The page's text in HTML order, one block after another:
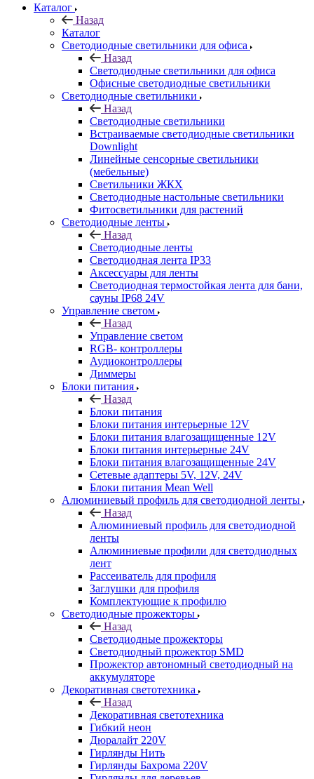
Каталог
Назад
Каталог
Светодиодные светильники для офиса
Назад
Светодиодные светильники для офиса
Офисные светодиодные светильники
Светодиодные светильники
Назад
Светодиодные светильники
Встраиваемые светодиодные светильники
Downlight
Линейные сенсорные светильники
(мебельные)
Светильники ЖКХ
Светодиодные настольные светильники
Фитосветильники для растений
Светодиодные ленты
Назад
Светодиодные ленты
Светодиодная лента IP33
Аксессуары для ленты
Светодиодная термостойкая лента для бани,
сауны IP68 24V
Управление светом
Назад
Управление светом
RGB- контроллеры
Аудиоконтроллеры
Диммеры
Блоки питания
Назад
Блоки питания
Блоки питания интерьерные 12V
Блоки питания влагозащищенные 12V
Блоки питания интерьерные 24V
Блоки питания влагозащищенные 24V
Сетевые адаптеры 5V, 12V, 24V
Блоки питания Mean Well
Алюминиевый профиль для светодиодной ленты
Назад
Алюминиевый профиль для светодиодной
ленты
Алюминиевые профили для светодиодных
лент
Рассеиватель для профиля
Заглушки для профиля
Комплектующие к профилю
Светодиодные прожекторы
Назад
Светодиодные прожекторы
Светодиодный прожектор SMD
Прожектор автономный светодиодный на
аккумуляторе
Декоративная светотехника
Назад
Декоративная светотехника
Гибкий неон
Дюралайт 220V
Гирлянды Нить
Гирлянды Бахрома 220V